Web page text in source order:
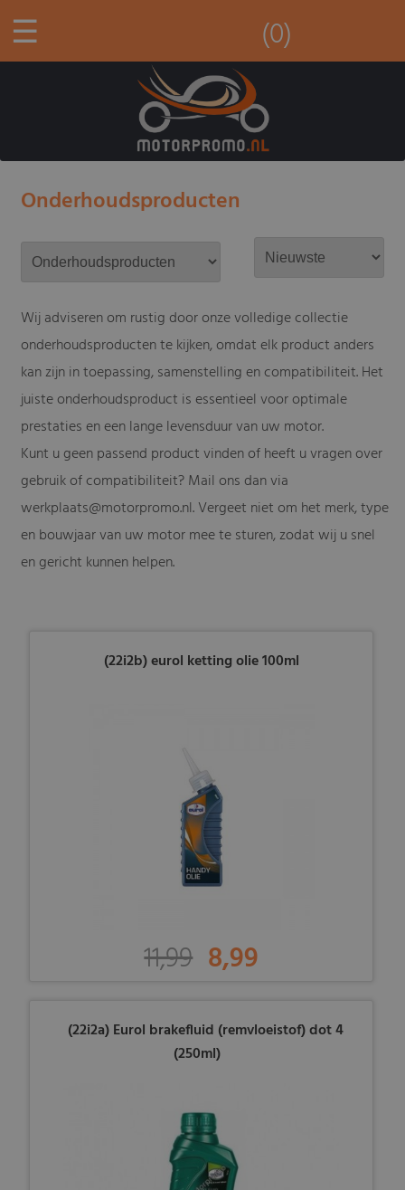
☰ (0)
Onderhoudsproducten
Wij adviseren om rustig door onze volledige collectie
onderhoudsproducten te kijken, omdat elk product anders
kan zijn in toepassing, samenstelling en compatibiliteit. Het
juiste onderhoudsproduct is essentieel voor optimale
prestaties en een lange levensduur van uw motor.
Kunt u geen passend product vinden of heeft u vragen over
gebruik of compatibiliteit? Mail ons dan via
werkplaats@motorpromo.nl. Vergeet niet om het merk, type
en bouwjaar van uw motor mee te sturen, zodat wij u snel
en gericht kunnen helpen.
(22i2b) eurol ketting olie 100ml
11,99 8,99
(22i2a) Eurol brakefluid (remvloeistof) dot 4
(250ml)